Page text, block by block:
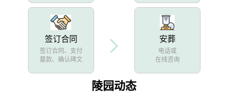
签订合同
签订合同、支付
墓款、确认碑文
安葬
电话或
在线咨询
陵园动态